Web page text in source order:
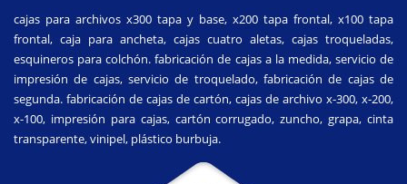
cajas para archivos x300 tapa y base, x200 tapa frontal, x100 tapa
frontal, caja para ancheta, cajas cuatro aletas, cajas troqueladas,
esquineros para colchón. fabricación de cajas a la medida, servicio de
impresión de cajas, servicio de troquelado, fabricación de cajas de
segunda. fabricación de cajas de cartón, cajas de archivo x-300, x-200,
x-100, impresión para cajas, cartón corrugado, zuncho, grapa, cinta
transparente, vinipel, plástico burbuja.